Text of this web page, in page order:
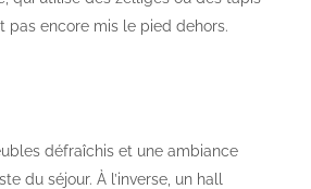
pas encore mis le pied dehors.
défraîchis et une ambiance
du séjour. À l’inverse, un hall